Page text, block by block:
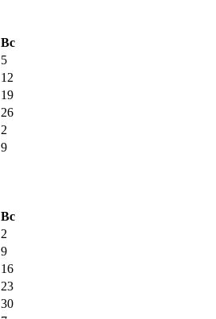
Вс
5
12
19
26
2
9
Вс
2
9
16
23
30